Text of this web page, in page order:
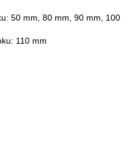
50 mm, 80 mm, 90 mm, 100
110 mm